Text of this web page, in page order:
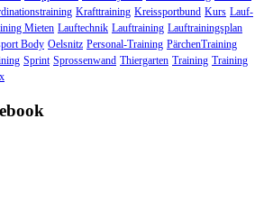
Krafttraining Kreissportbund Kurs Lauf-
Mieten Lauftechnik Lauftraining Lauftrainingsplan
Body Oelsnitz Personal-Training PärchenTraining
Sprint Sprossenwand Thiergarten Training Training